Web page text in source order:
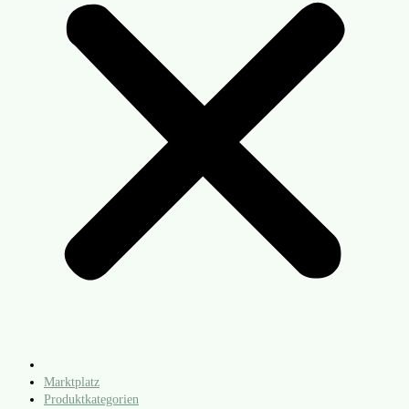
Marktplatz
Produktkategorien